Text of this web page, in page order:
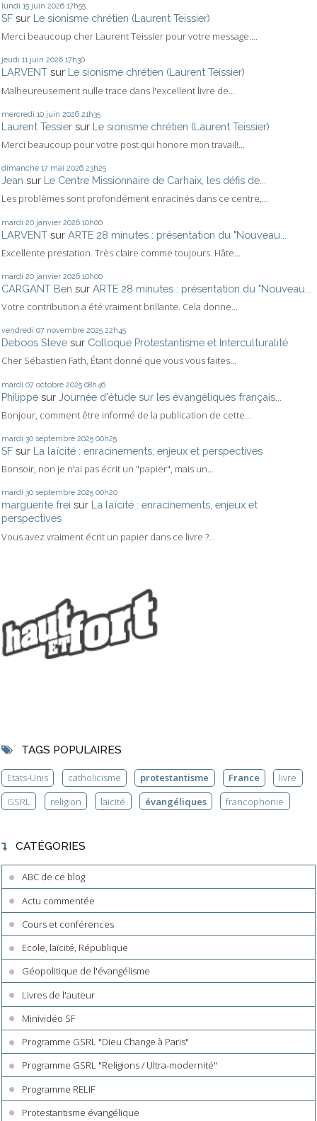
lundi 15 juin 2026 17h55
SF sur Le sionisme chrétien (Laurent Teissier)
Merci beaucoup cher Laurent Teissier pour votre message....
jeudi 11 juin 2026 17h30
LARVENT sur Le sionisme chrétien (Laurent Teissier)
Malheureusement nulle trace dans l'excellent livre de...
mercredi 10 juin 2026 21h35
Laurent Tessier sur Le sionisme chrétien (Laurent Teissier)
Merci beaucoup pour votre post qui honore mon travail!...
dimanche 17 mai 2026 23h25
Jean sur Le Centre Missionnaire de Carhaix, les défis de...
Les problèmes sont profondément enracinés dans ce centre,...
mardi 20 janvier 2026 10h00
LARVENT sur ARTE 28 minutes : présentation du "Nouveau...
Excellente prestation. Très claire comme toujours. Hâte...
mardi 20 janvier 2026 10h00
CARGANT Ben sur ARTE 28 minutes : présentation du "Nouveau...
Votre contribution a été vraiment brillante. Cela donne...
vendredi 07 novembre 2025 22h45
Deboos Steve sur Colloque Protestantisme et Interculturalité
Cher Sébastien Fath, Étant donné que vous vous faites...
mardi 07 octobre 2025 08h46
Philippe sur Journée d'étude sur les évangéliques français...
Bonjour, comment être informé de la publication de cette...
mardi 30 septembre 2025 00h25
SF sur La laïcité : enracinements, enjeux et perspectives
Bonsoir, non je n'ai pas écrit un "papier", mais un...
mardi 30 septembre 2025 00h20
marguerite frei sur La laïcité : enracinements, enjeux et
perspectives
Vous avez vraiment écrit un papier dans ce livre ?...
TAGS POPULAIRES
Etats-Unis catholicisme protestantisme France
livre
GSRL
religion laïcité évangéliques francophonie
CATÉGORIES
ABC de ce blog
Actu commentée
Cours et conférences
Ecole, laïcité, République
Géopolitique de l'évangélisme
Livres de l'auteur
Minividéo SF
Programme GSRL "Dieu Change à Paris"
Programme GSRL "Religions / Ultra-modernité"
Programme RELIF
Protestantisme évangélique